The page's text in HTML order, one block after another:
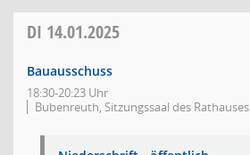
DI 14.01.2025
Bauausschuss
18:30-20:23 Uhr
Bubenreuth, Sitzungssaal des Rathauses